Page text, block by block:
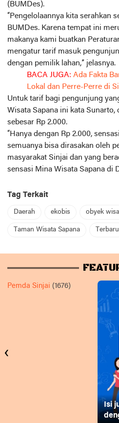
(BUMDes).
“Pengelolaannya kita serahkan
BUMDes. Karena tempat ini
makanya kami buatkan
mengatur tarif masuk
dengan pemilik lahan,” jelasnya.
BACA JUGA: Ada Fakta
Lokal dan Perre-Perre di
Untuk tarif bagi pengunjung
Wisata Sapana ini kata
sebesar Rp 2.000.
“Hanya dengan Rp 2.000,
semuanya bisa dirasakan oleh
masyarakat Sinjai dan yang
sensasi Mina Wisata Sapana di
Tag Terkait
Daerah ekobis obyek
Taman Wisata Sapana Terbaru
Pemda Sinjai (1676)
Isi
‹